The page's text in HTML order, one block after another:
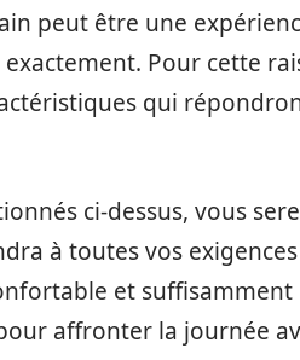
peut être une
Pour cette
qui
ci-dessus, vous
à toutes vos
et
affronter la journée